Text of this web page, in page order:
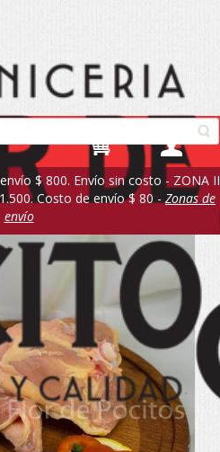
$ 800. Envío sin costo - ZONA II
Costo de envío $ 80 -Zonas de
envío